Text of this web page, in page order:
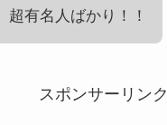
超有名人ばかり！！
スポンサーリンク